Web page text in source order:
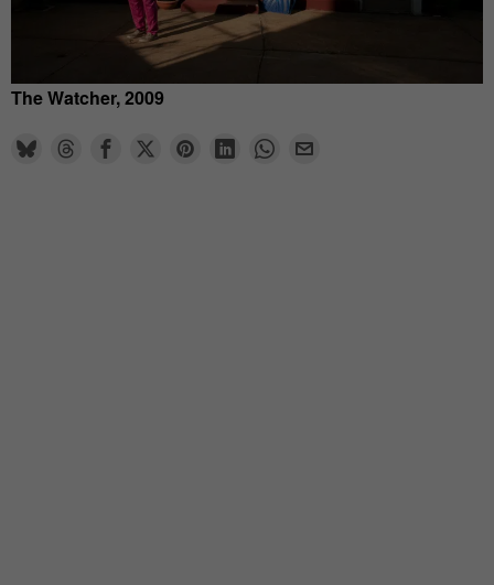
The Watcher, 2009